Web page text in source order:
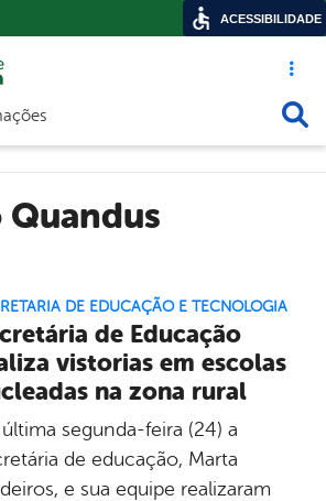
Acesso
de navegação
Quandus
DE EDUCAÇÃO E TECNOLOGIA
de Educação
vistorias em escolas
na zona rural
segunda-feira (24) a
de educação, Marta
e sua equipe realizaram
ACESSIBILIDADE